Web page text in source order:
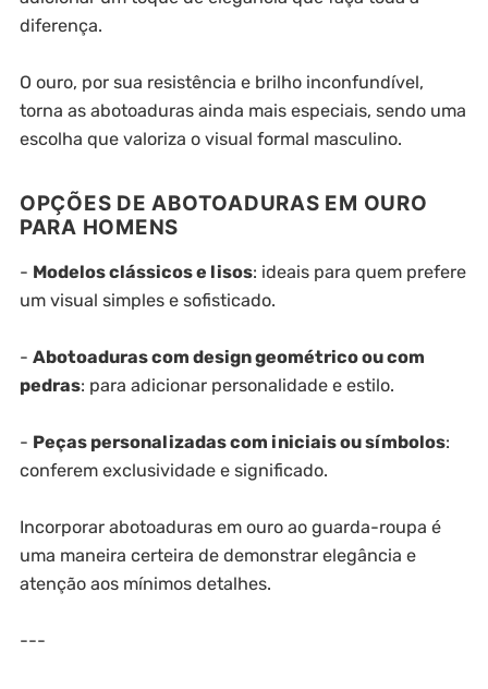
diferença.
O ouro, por sua resistência e brilho inconfundível,
torna as abotoaduras ainda mais especiais, sendo uma
escolha que valoriza o visual formal masculino.
OPÇÕES DE ABOTOADURAS EM OURO
PARA HOMENS
- Modelos clássicos e lisos: ideais para quem prefere
um visual simples e sofisticado.
- Abotoaduras com design geométrico ou com
pedras: para adicionar personalidade e estilo.
- Peças personalizadas com iniciais ou símbolos:
conferem exclusividade e significado.
Incorporar abotoaduras em ouro ao guarda-roupa é
uma maneira certeira de demonstrar elegância e
atenção aos mínimos detalhes.
---